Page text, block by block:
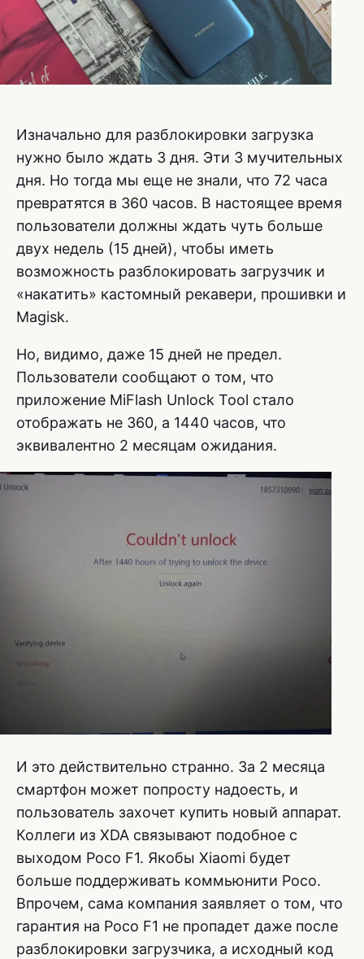
Изначально для разблокировки загрузка
нужно было ждать 3 дня. Эти 3 мучительных
дня. Но тогда мы еще не знали, что 72 часа
превратятся в 360 часов. В настоящее время
пользователи должны ждать чуть больше
двух недель (15 дней), чтобы иметь
возможность разблокировать загрузчик и
«накатить» кастомный рекавери, прошивки и
Magisk.
Но, видимо, даже 15 дней не предел.
Пользователи сообщают о том, что
приложение MiFlash Unlock Tool стало
отображать не 360, а 1440 часов, что
эквивалентно 2 месяцам ожидания.
И это действительно странно. За 2 месяца
смартфон может попросту надоесть, и
пользователь захочет купить новый аппарат.
Коллеги из XDA связывают подобное с
выходом Poco F1. Якобы Xiaomi будет
больше поддерживать коммьюнити Poco.
Впрочем, сама компания заявляет о том, что
гарантия на Poco F1 не пропадет даже после
разблокировки загрузчика, а исходный код